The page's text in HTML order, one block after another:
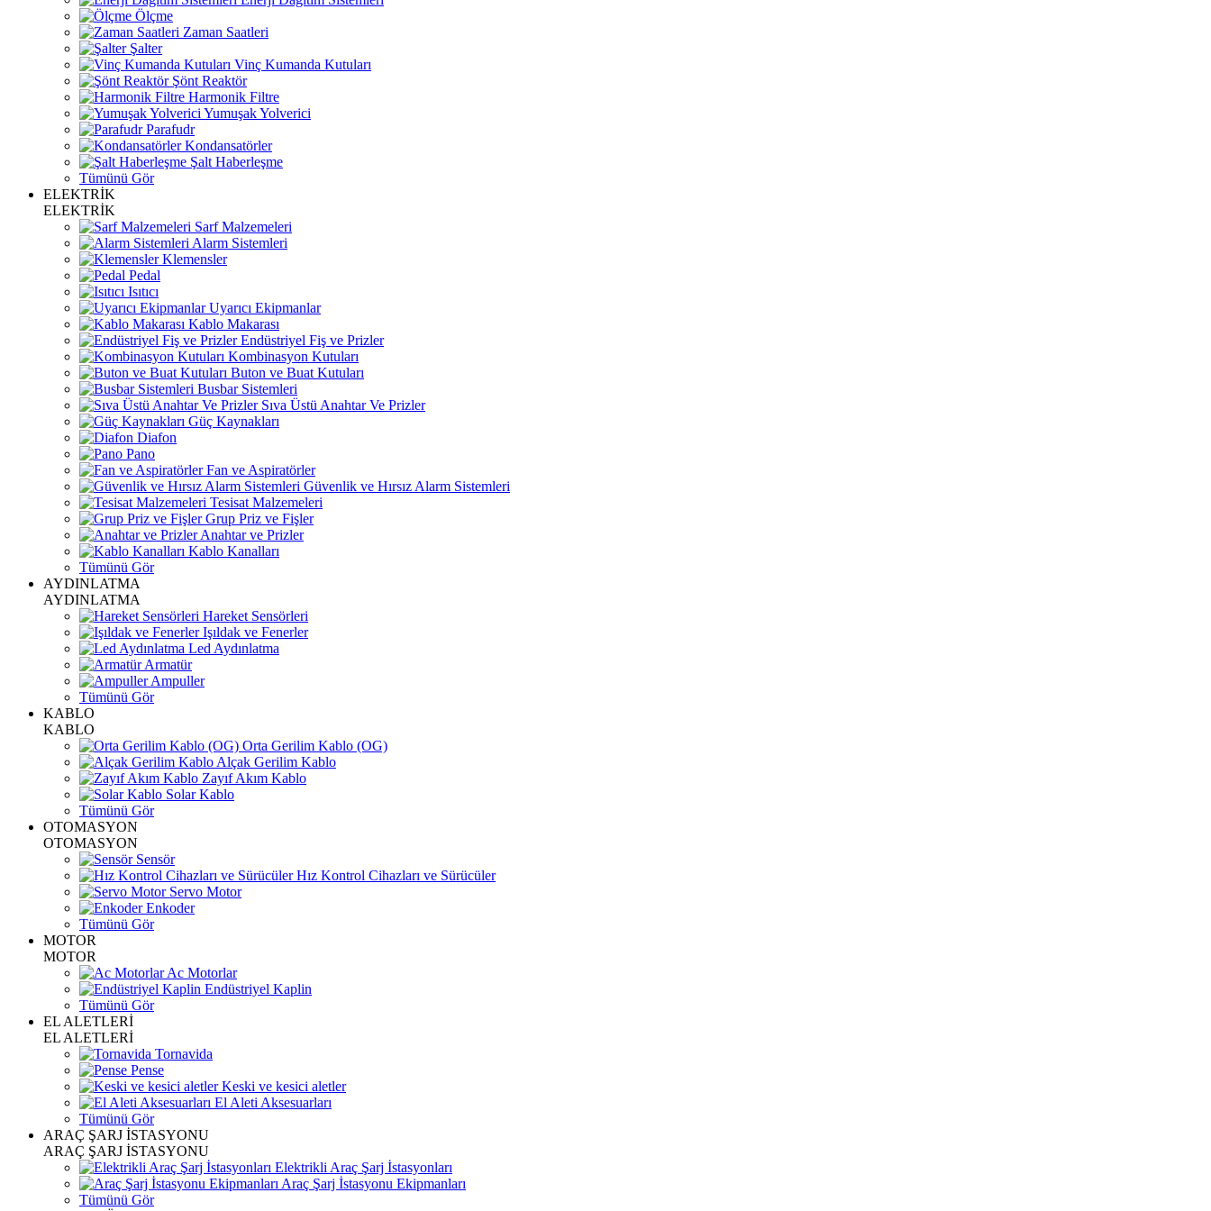
Ölçme
Zaman Saatleri
Şalter
Vinç Kumanda Kutuları
Şönt Reaktör
Harmonik Filtre
Yumuşak Yolverici
Parafudr
Kondansatörler
Şalt Haberleşme
Tümünü Gör
ELEKTRİK
ELEKTRİK
Sarf Malzemeleri
Alarm Sistemleri
Klemensler
Pedal
Isıtıcı
Uyarıcı Ekipmanlar
Kablo Makarası
Endüstriyel Fiş ve Prizler
Kombinasyon Kutuları
Buton ve Buat Kutuları
Busbar Sistemleri
Sıva Üstü Anahtar Ve Prizler
Güç Kaynakları
Diafon
Pano
Fan ve Aspiratörler
Güvenlik ve Hırsız Alarm Sistemleri
Tesisat Malzemeleri
Grup Priz ve Fişler
Anahtar ve Prizler
Kablo Kanalları
Tümünü Gör
AYDINLATMA
AYDINLATMA
Hareket Sensörleri
Işıldak ve Fenerler
Led Aydınlatma
Armatür
Ampuller
Tümünü Gör
KABLO
KABLO
Orta Gerilim Kablo (OG)
Alçak Gerilim Kablo
Zayıf Akım Kablo
Solar Kablo
Tümünü Gör
OTOMASYON
OTOMASYON
Sensör
Hız Kontrol Cihazları ve Sürücüler
Servo Motor
Enkoder
Tümünü Gör
MOTOR
MOTOR
Ac Motorlar
Endüstriyel Kaplin
Tümünü Gör
EL ALETLERİ
EL ALETLERİ
Tornavida
Pense
Keski ve kesici aletler
El Aleti Aksesuarları
Tümünü Gör
ARAÇ ŞARJ İSTASYONU
ARAÇ ŞARJ İSTASYONU
Elektrikli Araç Şarj İstasyonları
Araç Şarj İstasyonu Ekipmanları
Tümünü Gör